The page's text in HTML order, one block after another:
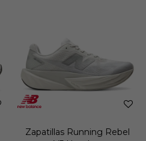
Zapatillas Running Rebel